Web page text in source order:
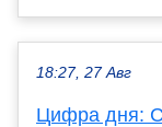
18:27, 27 Авг
Цифра дня: